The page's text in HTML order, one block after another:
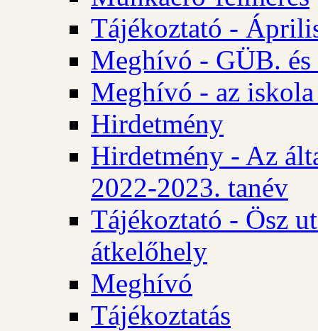
Tájékoztató -
Meghívó - GÜB.
Meghívó - az iskola
Hirdetmény
Hirdetmény - Az
2022-2023. tanév
Tájékoztató - Ösz
átkelőhely
Meghívó
Tájékoztatás